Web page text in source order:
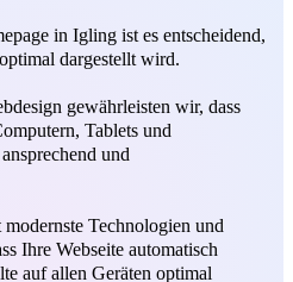
in Igling ist es entscheidend,
dargestellt wird.
gewährleisten wir, dass
Tablets und
und
Technologien und
Ihre Webseite automatisch
auf allen Geräten optimal